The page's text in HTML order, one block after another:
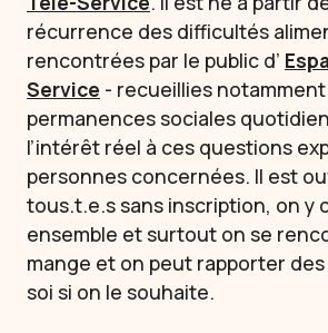
récurrence des difficultés
rencontrées par le public d’
Service - recueillies
permanences sociales
l’intérêt réel à ces questions
personnes concernées. Il est
tous.t.e.s sans inscription, on y
ensemble et surtout on se
mange et on peut rapporter
soi si on le souhaite.